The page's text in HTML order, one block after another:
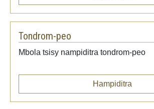
Tondrom-peo
Mbola tsisy nampiditra tondrom-peo
Hampiditra